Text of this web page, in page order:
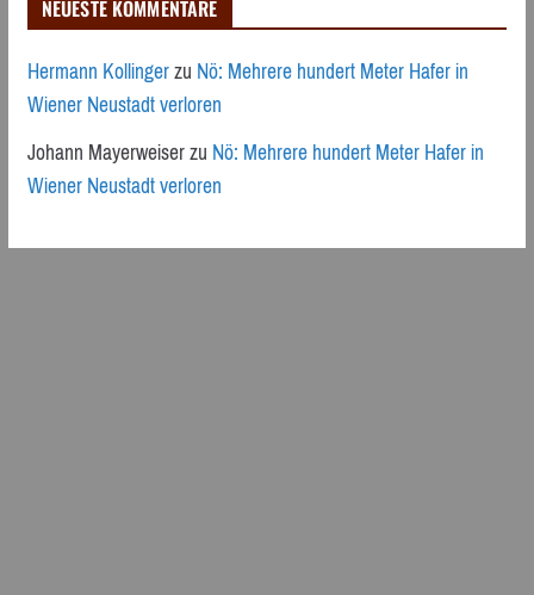
NEUESTE KOMMENTARE
Hermann KollingerzuNö: Mehrere hundert Meter Hafer in
Wiener Neustadt verloren
Johann MayerweiserzuNö: Mehrere hundert Meter Hafer in
Wiener Neustadt verloren